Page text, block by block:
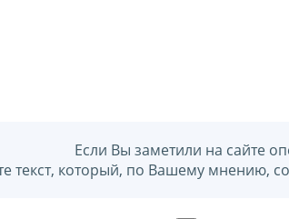
Если Вы заметили на сайте
текст, который, по Вашему мнению,